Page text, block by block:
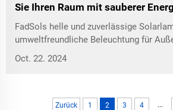
Sie Ihren Raum mit sauberer
FadSols helle und zuverlässige
umweltfreundliche Beleuchtung für
Sicherheit und Nachhaltigkeit leicht
Oct. 22. 2024
Zurück 1 2 3 4 ...